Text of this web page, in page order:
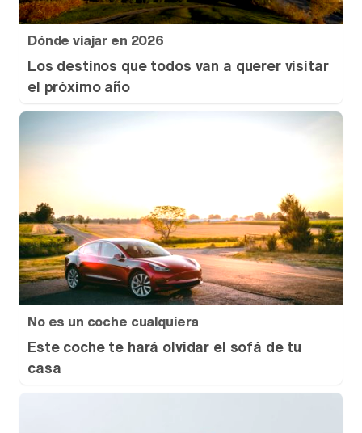
Dónde viajar en 2026
Los destinos que todos van a querer visitar
el próximo año
No es un coche cualquiera
Este coche te hará olvidar el sofá de tu
casa